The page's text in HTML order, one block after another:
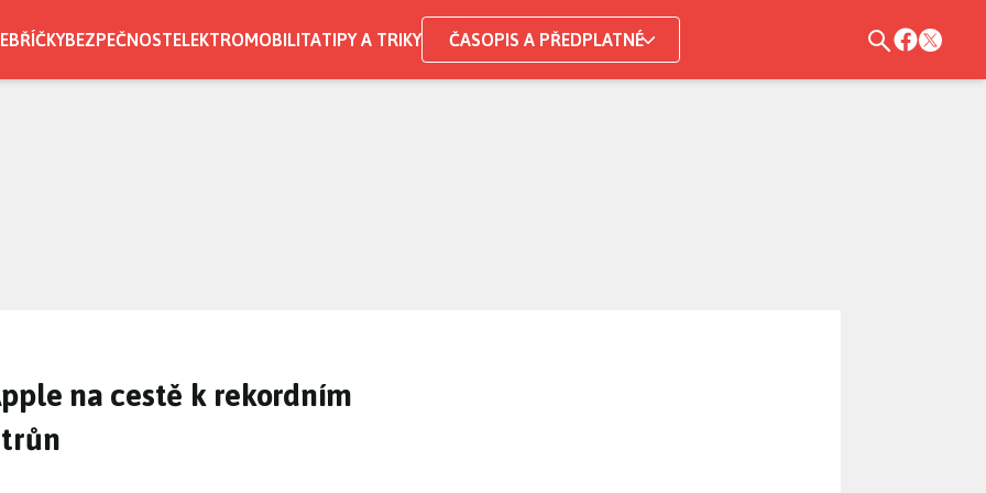
BEZPEČNOSTELEKTROMOBILITATIPY A TRIKY ČASOPIS A PŘEDPLATNÉ
na cestě k rekordním